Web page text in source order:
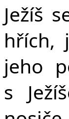
Ježíš
hřích,
jeho
s